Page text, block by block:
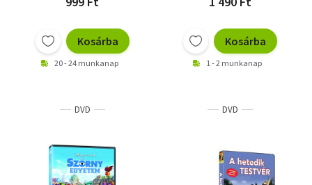
Kosárba
20 - 24 munkanap
Kosárba
1 - 2 munkanap
DVD DVD